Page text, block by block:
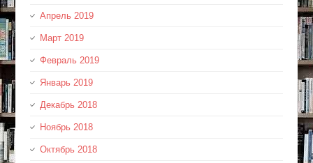
Апрель 2019
Март 2019
Февраль 2019
Январь 2019
Декабрь 2018
Ноябрь 2018
Октябрь 2018